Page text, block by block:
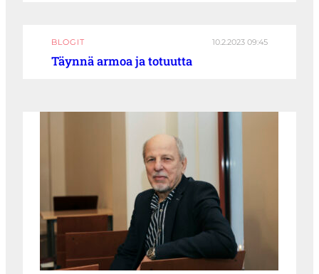
BLOGIT 10.2.2023 09:45
Täynnä armoa ja totuutta